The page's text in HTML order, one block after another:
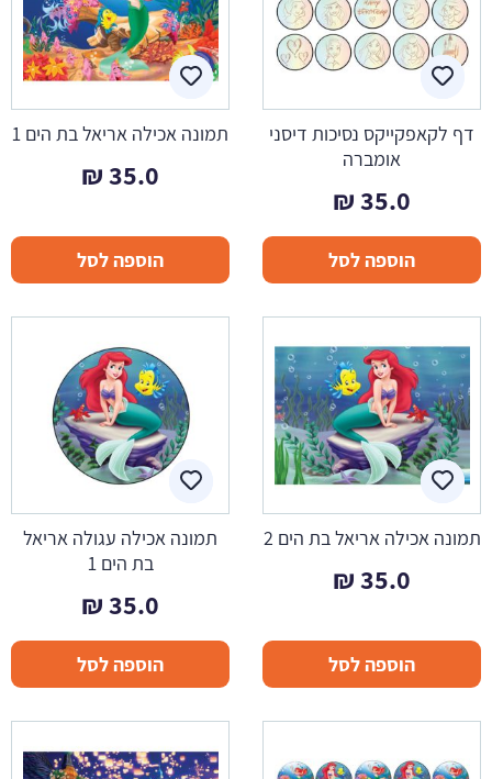
דף לקאפקייקס נסיכות דיסני
אומברה
35.0
₪
הוספה לסל
תמונה אכילה אריאל בת הים 1
35.0
₪
הוספה לסל
תמונה אכילה אריאל בת הים 2
35.0
₪
הוספה לסל
תמונה אכילה עגולה אריאל
בת הים 1
35.0
₪
הוספה לסל